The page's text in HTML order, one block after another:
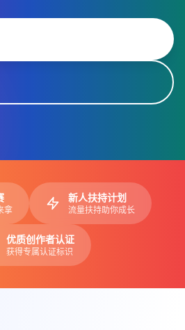
拿
新人扶持计划
流量扶持助你成长
优质创作者认证
获得专属认证标识